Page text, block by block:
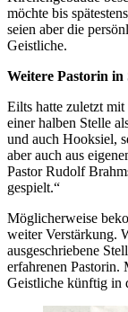
möchte bis
seien aber die
Geistliche.
Weitere Pastorin in
Eilts hatte zuletzt
einer halben Stelle
und auch Hooksiel,
aber auch aus
Pastor Rudolf
gespielt.“
Möglicherweise
weiter Verstärkung.
ausgeschriebene
erfahrenen Pastorin.
Geistliche künftig in